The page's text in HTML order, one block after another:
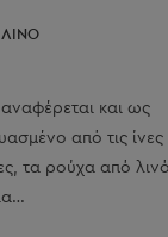
και ως
από τις ίνες
τα ρούχα από λινό